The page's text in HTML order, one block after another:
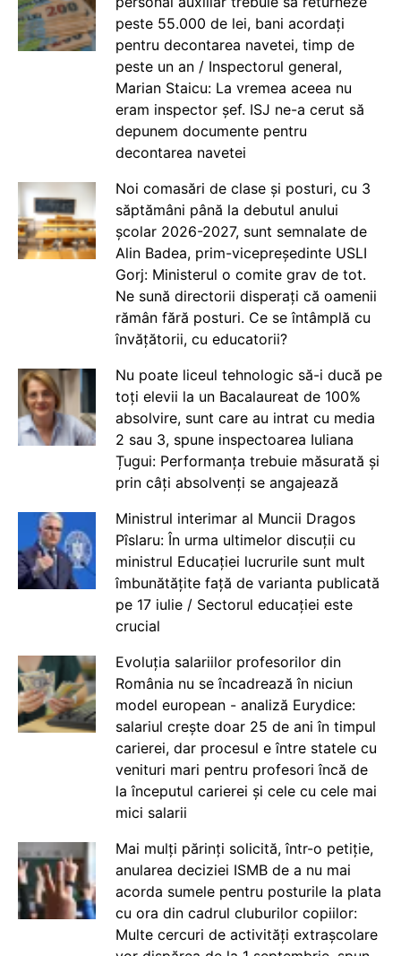
peste 55.000 de lei, bani acordați
pentru decontarea navetei, timp de
peste un an / Inspectorul general,
Marian Staicu: La vremea aceea nu
eram inspector șef. ISJ ne-a cerut să
depunem documente pentru
decontarea navetei
Noi comasări de clase și posturi, cu 3
săptămâni până la debutul anului
școlar 2026-2027, sunt semnalate de
Alin Badea, prim-vicepreședinte USLI
Gorj: Ministerul o comite grav de tot.
Ne sună directorii disperați că oamenii
rămân fără posturi. Ce se întâmplă cu
învățătorii, cu educatorii?
Nu poate liceul tehnologic să-i ducă pe
toți elevii la un Bacalaureat de 100%
absolvire, sunt care au intrat cu media
2 sau 3, spune inspectoarea Iuliana
Țugui: Performanța trebuie măsurată și
prin câți absolvenți se angajează
Ministrul interimar al Muncii Dragos
Pîslaru: În urma ultimelor discuții cu
ministrul Educației lucrurile sunt mult
îmbunătățite față de varianta publicată
pe 17 iulie / Sectorul educației este
crucial
Evoluția salariilor profesorilor din
România nu se încadrează în niciun
model european - analiză Eurydice:
salariul crește doar 25 de ani în timpul
carierei, dar procesul e între statele cu
venituri mari pentru profesori încă de
la începutul carierei și cele cu cele mai
mici salarii
Mai mulți părinți solicită, într-o petiție,
anularea deciziei ISMB de a nu mai
acorda sumele pentru posturile la plata
cu ora din cadrul cluburilor copiilor:
Multe cercuri de activități extrașcolare